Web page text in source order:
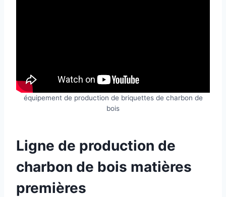
équipement de production de briquettes de charbon de
bois
Ligne de production de
charbon de bois matières
premières